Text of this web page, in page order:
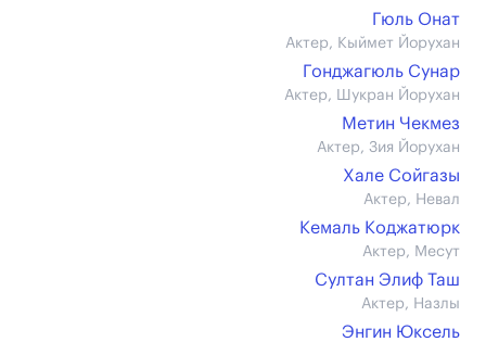
Гюль Онат
Актер, Кыймет Йорухан
Гонджагюль Сунар
Актер, Шукран Йорухан
Метин Чекмез
Актер, Зия Йорухан
Хале Сойгазы
Актер, Невал
Кемаль Коджатюрк
Актер, Месут
Султан Элиф Таш
Актер, Назлы
Энгин Юксель